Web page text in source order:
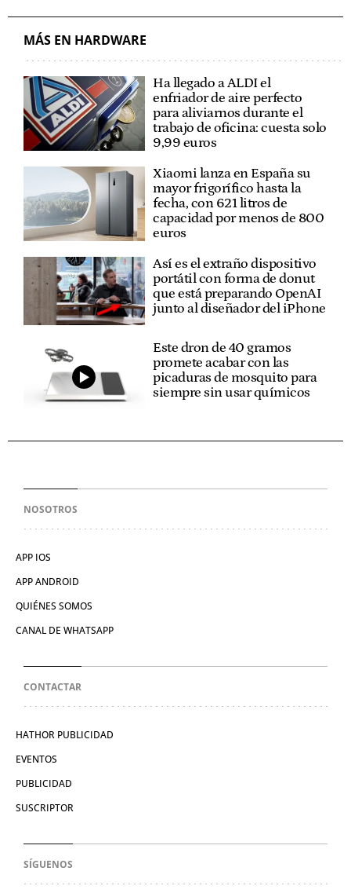
MÁS EN HARDWARE
Ha llegado a ALDI el
enfriador de aire perfecto
para aliviarnos durante el
trabajo de oficina: cuesta solo
9,99 euros
Xiaomi lanza en España su
mayor frigorífico hasta la
fecha, con 621 litros de
capacidad por menos de 800
euros
Así es el extraño dispositivo
portátil con forma de donut
que está preparando OpenAI
junto al diseñador del iPhone
Este dron de 40 gramos
promete acabar con las
picaduras de mosquito para
siempre sin usar químicos
NOSOTROS
APP IOS
APP ANDROID
QUIÉNES SOMOS
CANAL DE WHATSAPP
CONTACTAR
HATHOR PUBLICIDAD
EVENTOS
PUBLICIDAD
SUSCRIPTOR
SÍGUENOS